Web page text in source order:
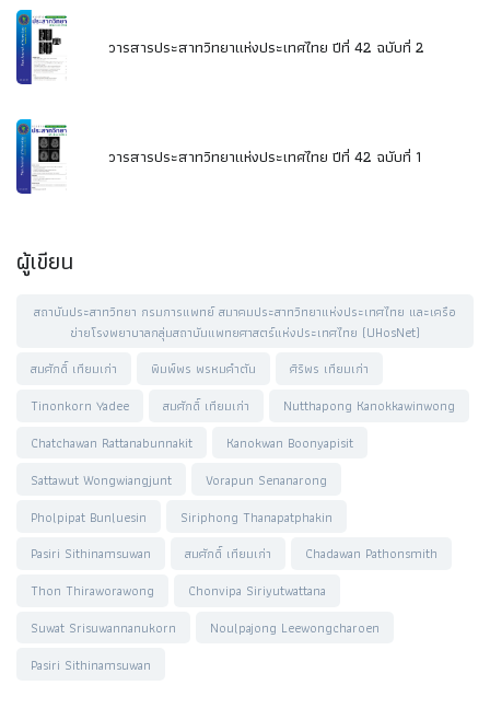
วารสารประสาทวิทยาแห่งประเทศไทย ปีที่ 42 ฉบับที่ 2
วารสารประสาทวิทยาแห่งประเทศไทย ปีที่ 42 ฉบับที่ 1
ผู้เขียน
สถาบันประสาทวิทยา กรมการแพทย์ สมาคมประสาทวิทยาแห่งประเทศไทย และเครือ
ข่ายโรงพยาบาลกลุ่มสถาบันแพทยศาสตร์แห่งประเทศไทย (UHosNet)
สมศักดิ์ เทียมเก่า
พิมพ์พร พรหมคำตัน
ศิริพร เทียมเก่า
Tinonkorn Yadee
สมศักดิ์ เทียมเก่า
Nutthapong Kanokkawinwong
Chatchawan Rattanabunnakit
Kanokwan Boonyapisit
Sattawut Wongwiangjunt
Vorapun Senanarong
Pholpipat Bunluesin
Siriphong Thanapatphakin
Pasiri Sithinamsuwan
สมศักดิ์ เทียมเก่า
Chadawan Pathonsmith
Thon Thiraworawong
Chonvipa Siriyutwattana
Suwat Srisuwannanukorn
Noulpajong Leewongcharoen
Pasiri Sithinamsuwan